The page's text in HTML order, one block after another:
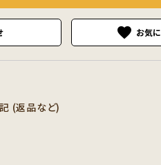
favorite
(返品など)